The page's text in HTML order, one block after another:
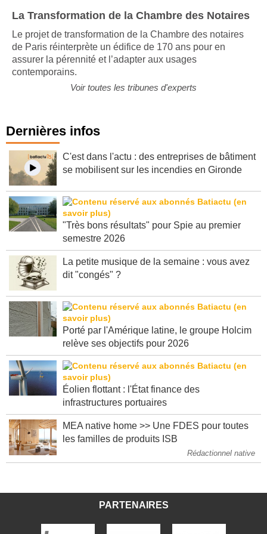
Le projet de transformation de la Chambre des notaires
de Paris réinterprète un édifice de 170 ans pour en
assurer la pérennité et l’adapter aux usages
Dernières infos
C'est dans l'actu : des entreprises de bâtiment
"Très bons résultats" pour Spie au premier
La petite musique de la semaine : vous avez
Porté par l'Amérique latine, le groupe Holcim
Éolien flottant : l'État finance des
MEA native home >> Une FDES pour toutes
Rédactionnel native